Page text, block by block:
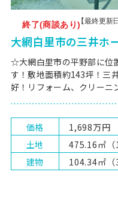
終了(商談あり)【最終更新
大網白里市の三井ホ
☆大網白里市の平野部に位
す！敷地面積約143坪！三
好！リフォーム、クリーニ
価格
1,698万円
土地
475.16㎡（
建物
104.34㎡（